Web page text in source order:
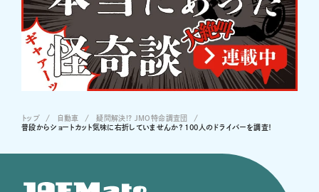
トップ 自動車
疑問解決!? JMO特命調査団
普段からショートカット気味に右折していませんか？ 100人のドライバーを調査！